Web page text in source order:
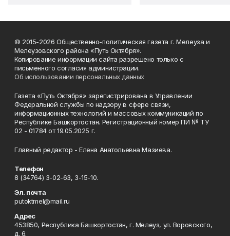
© 2015-2026 Общественно-политическая газета г. Мелеуза и
Мелеузовского района «Путь Октября».
Копирование информации сайта разрешено только с
письменного согласия администрации.
Об использовании персональных данных
Газета «Путь Октября» зарегистрирована в Управлении
Федеральной службы по надзору в сфере связи,
информационных технологий и массовых коммуникаций по
Республике Башкортостан. Регистрационный номер ПИ № ТУ
02 - 01784 от 19.05.2025 г.
Главный редактор - Елена Анатольевна Мазиева.
Телефон
8 (34764) 3-02-63, 3-15-10.
Эл. почта
putoktmel@mail.ru
Адрес
453850, Республика Башкортостан, г. Мелеуз, ул. Воровского,
д. 6.